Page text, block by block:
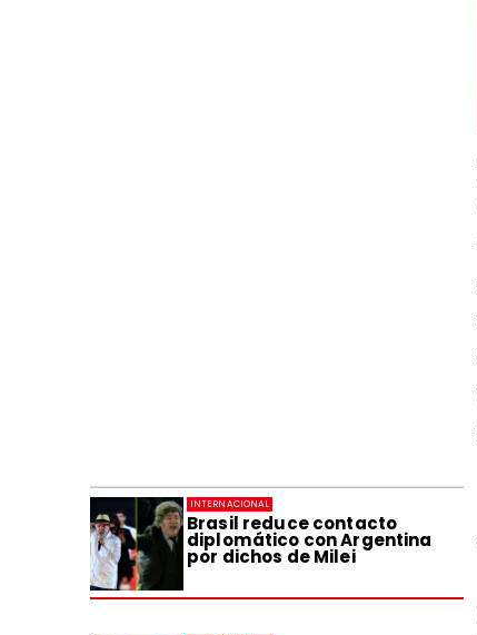
Brasil reduce contacto
diplomático con Argentina
por dichos de Milei
INTERNACIONAL